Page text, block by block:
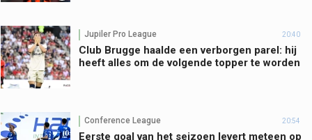
Jupiler Pro League 20:40
Club Brugge haalde een verborgen parel: hij
heeft alles om de volgende topper te worden
Conference League 20:54
Eerste goal van het seizoen levert meteen op